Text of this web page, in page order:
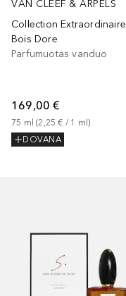
VAN CLEEF & ARPELS
Collection Extraordinaire
Bois Dore
Parfumuotas vanduo
169,00 €
75 ml (2,25 € / 1 ml)
DOVANA